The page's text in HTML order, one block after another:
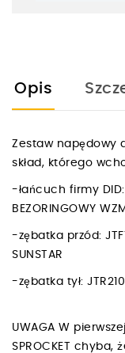
Opis
Zestaw napędowy
skład, którego
-łańcuch firmy DID:
BEZORINGOWY
-zębatka przód:
SUNSTAR
-zębatka tył:
UWAGA W
SPROCKET chyba,